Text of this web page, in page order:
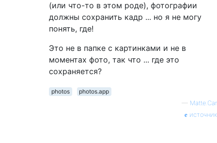
(или что-то в этом роде), фотографии
должны сохранить кадр ... но я не могу
понять, где!
Это не в папке с картинками и не в
моментах фото, так что ... где это
сохраняется?
photos
photos.app
— Matte.Car
источник